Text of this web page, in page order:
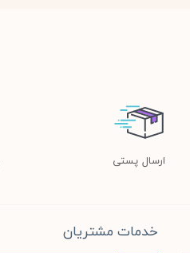
ارسال پستی
خدمات مشتریان